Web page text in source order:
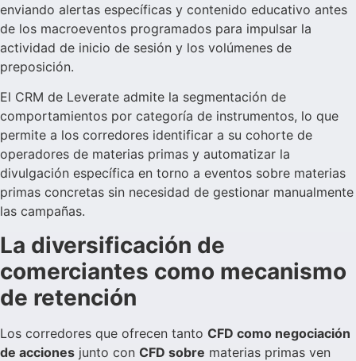
enviando alertas específicas y contenido educativo antes
de los macroeventos programados para impulsar la
actividad de inicio de sesión y los volúmenes de
preposición.
El CRM de Leverate admite la segmentación de
comportamientos por categoría de instrumentos, lo que
permite a los corredores identificar a su cohorte de
operadores de materias primas y automatizar la
divulgación específica en torno a eventos sobre materias
primas concretas sin necesidad de gestionar manualmente
las campañas.
La diversificación de
comerciantes como mecanismo
de retención
Los corredores que ofrecen tanto CFD como negociación
de acciones junto con CFD sobre materias primas ven